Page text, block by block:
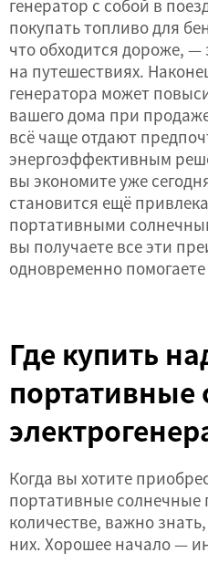
генератор с собой в
покупать топливо для
что обходится дороже,
на путешествиях.
генератора может
вашего дома при
всё чаще отдают
энергоэффективным
вы экономите уже
становится ещё
портативными
вы получаете все эти
одновременно
Где купить
портативные
Когда вы хотите
портативные солнечные
количестве, важно
них. Хорошее начало —